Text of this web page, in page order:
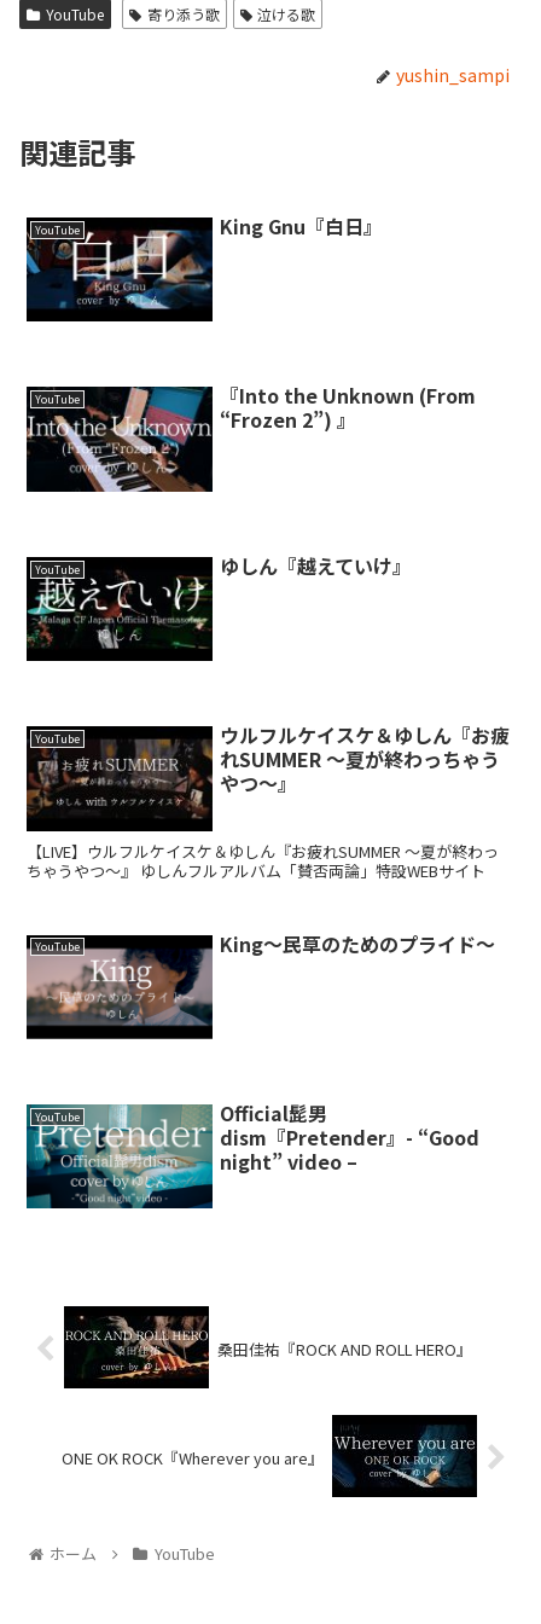
YouTube 寄り添う歌 泣ける歌
yushin_sampi
関連記事
YouTube King Gnu『白日』
YouTube
『Into the Unknown (From
“Frozen 2”) 』
YouTube ゆしん『越えていけ』
YouTube
ウルフルケイスケ＆ゆしん『お疲
れSUMMER ～夏が終わっちゃう
やつ～』
【LIVE】ウルフルケイスケ＆ゆしん『お疲れSUMMER ～夏が終わっ
ちゃうやつ～』 ゆしんフルアルバム「賛否両論」特設WEBサイト
YouTube King～民草のためのプライド～
YouTube
Official髭男
dism『Pretender』- “Good
night” video –
桑田佳祐『ROCK AND ROLL HERO』
ONE OK ROCK『Wherever you are』
ホーム YouTube